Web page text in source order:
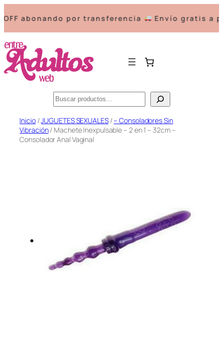
abonando por transferencia Envío gratis a
Buscar
Saltar
contenido
Inicio/JUGUETES SEXUALES/– Consoladores Sin
Vibración/ Machete Inexpulsable – 2 en 1 – 32cm –
Consolador Anal Vaginal